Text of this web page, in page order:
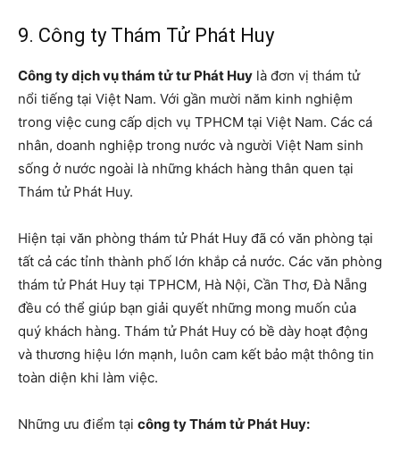
9. Công ty Thám Tử Phát Huy
Công ty dịch vụ thám tử tư Phát Huy là đơn vị thám tử
nổi tiếng tại Việt Nam. Với gần mười năm kinh nghiệm
trong việc cung cấp dịch vụ TPHCM tại Việt Nam. Các cá
nhân, doanh nghiệp trong nước và người Việt Nam sinh
sống ở nước ngoài là những khách hàng thân quen tại
Thám tử Phát Huy.
Hiện tại văn phòng thám tử Phát Huy đã có văn phòng tại
tất cả các tỉnh thành phố lớn khắp cả nước. Các văn phòng
thám tử Phát Huy tại TPHCM, Hà Nội, Cần Thơ, Đà Nẵng
đều có thể giúp bạn giải quyết những mong muốn của
quý khách hàng. Thám tử Phát Huy có bề dày hoạt động
và thương hiệu lớn mạnh, luôn cam kết bảo mật thông tin
toàn diện khi làm việc.
Những ưu điểm tại công ty Thám tử Phát Huy: